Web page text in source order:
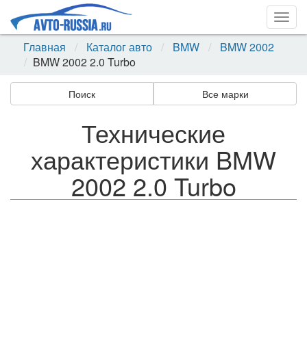
Главная
Каталог авто BMW
BMW 2002
BMW 2002 2.0 Turbo
Поиск Все марки
Технические
характеристики BMW
2002 2.0 Turbo